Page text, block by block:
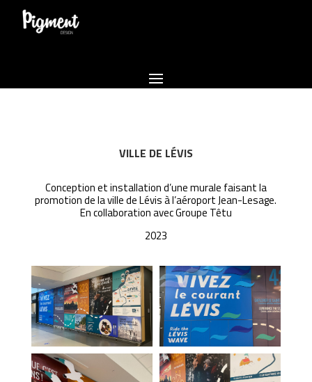
VILLE DE LÉVIS
Conception et installation d’une murale faisant la
promotion de la ville de Lévis à l’aéroport Jean-Lesage.
En collaboration avecGroupe Têtu
2023